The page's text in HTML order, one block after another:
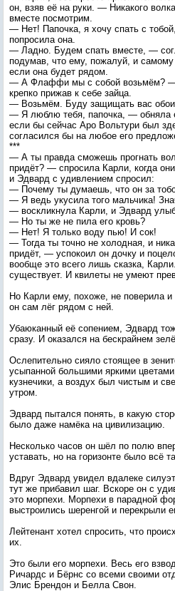
он, взяв её на руки. — Никакого
вместе посмотрим.
— Нет! Папочка, я хочу спать с
попросила она.
— Ладно. Будем спать вместе, —
подумав, что ему, пожалуй, и самому
если она будет рядом.
— А Флаффи мы с собой возьмём? —
крепко прижав к себе зайца.
— Возьмём. Буду защищать вас
— Я люблю тебя, папочка, — обняла
если бы сейчас Аро Вольтури был
согласился бы на любое его
***
— А ты правда сможешь прогнать
придёт? — спросила Карли, когда
и Эдвард с удивлением спросил:
— Почему ты думаешь, что он за
— Я ведь укусила того мальчика!
— воскликнула Карли, и Эдвард
— Но ты же не пила его кровь?
— Нет! Я только воду пью! И сок!
— Тогда ты точно не холодная, и
придёт, — успокоил он дочку и
вообще это всего лишь сказка,
существует. И квилеты не умеют
Но Карли ему, похоже, не поверила и
он сам лёг рядом с ней.
Убаюканный её сопением, Эдвард
сразу. И оказался на бескрайнем
Ослепительно сияло стоящее в
усыпанной большими яркими
кузнечики, а воздух был чистым и
утром.
Эдвард пытался понять, в какую
было даже намёка на цивилизацию.
Несколько часов он шёл по полю
уставать, но на горизонте было всё
Вдруг Эдвард увидел вдалеке
тут же прибавил шаг. Вскоре он с
это морпехи. Морпехи в парадной
выстроились шеренгой и перекрыли
Лейтенант хотел спросить, что
их.
Это были его морпехи. Весь его
Ричардс и Бёрнс со всеми своими
Элис Брендон и Белла Свон.